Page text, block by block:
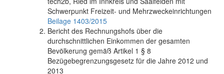
Schwerpunkt Freizeit- und Mehrzweckeinrichtungen
Beilage 1403/2015
Bericht des Rechnungshofs über die
durchschnittlichen Einkommen der gesamten
Bevölkerung gemäß Artikel 1 § 8
Bezügebegrenzungsgesetz für die Jahre 2012 und
2013